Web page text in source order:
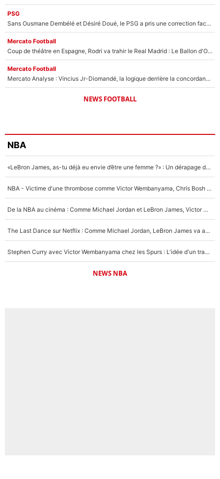
PSG
Sans Ousmane Dembélé et Désiré Doué, le PSG a pris une correction face à Majorque : Luis Enrique attend avec impatience des renforts !
Mercato Football
Coup de théâtre en Espagne, Rodri va trahir le Real Madrid : Le Ballon d'Or a choisi de signer au FC Barcelone !
Mercato Football
Mercato Analyse : Vincius Jr-Diomandé, la logique derrière la concordance des temps
NEWS FOOTBALL
NBA
«LeBron James, as-tu déjà eu envie d’être une femme ?» : Un dérapage de Donald Trump sur la superstar de la NBA refait surface
NBA - Victime d'une thrombose comme Victor Wembanyama, Chris Bosh prévient le Français des risques sur sa santé : «J’ai failli mourir sur le coup et j’ai été ramené à la vie»
De la NBA au cinéma : Comme Michael Jordan et LeBron James, Victor Wembanyama rêve d'une carrière d'acteur !
The Last Dance sur Netflix : Comme Michael Jordan, LeBron James va avoir le droit à sa série !
Stephen Curry avec Victor Wembanyama chez les Spurs : L'idée d'un trade historique est lancée en NBA !
NEWS NBA